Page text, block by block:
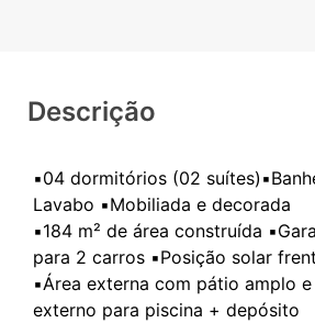
Descrição
▪️04 dormitórios (02
Lavabo ▪️Mobiliada e decorada
▪️184 m² de área construída
para 2 carros ▪️Posição solar
▪️Área externa com pátio amplo
externo para piscina + depósito